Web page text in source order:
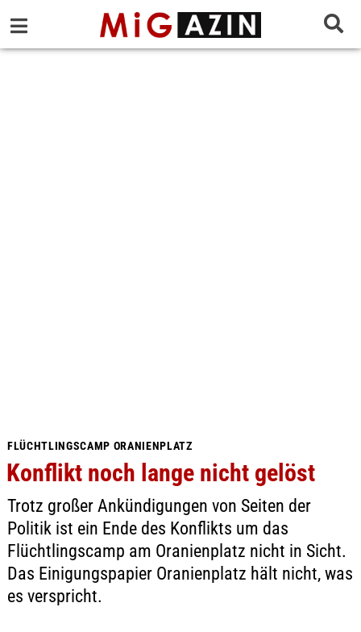
FLÜCHTLINGSCAMP ORANIENPLATZ
Konflikt noch lange nicht gelöst
Trotz großer Ankündigungen von Seiten der
Politik ist ein Ende des Konflikts um das
Flüchtlingscamp am Oranienplatz nicht in Sicht.
Das Einigungspapier Oranienplatz hält nicht, was
es verspricht.